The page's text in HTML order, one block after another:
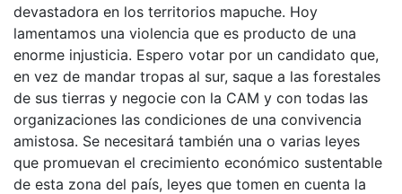
devastadora en los territorios mapuche. Hoy
lamentamos una violencia que es producto de una
enorme injusticia. Espero votar por un candidato que,
en vez de mandar tropas al sur, saque a las forestales
de sus tierras y negocie con la CAM y con todas las
organizaciones las condiciones de una convivencia
amistosa. Se necesitará también una o varias leyes
que promuevan el crecimiento económico sustentable
de esta zona del país, leyes que tomen en cuenta la